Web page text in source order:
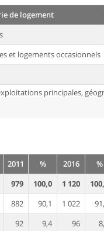
de logement
et logements occasionnels
principales,
2011 % 2016 %
979 100,0 1 120
882 90,1 1 022
92 9,4 96